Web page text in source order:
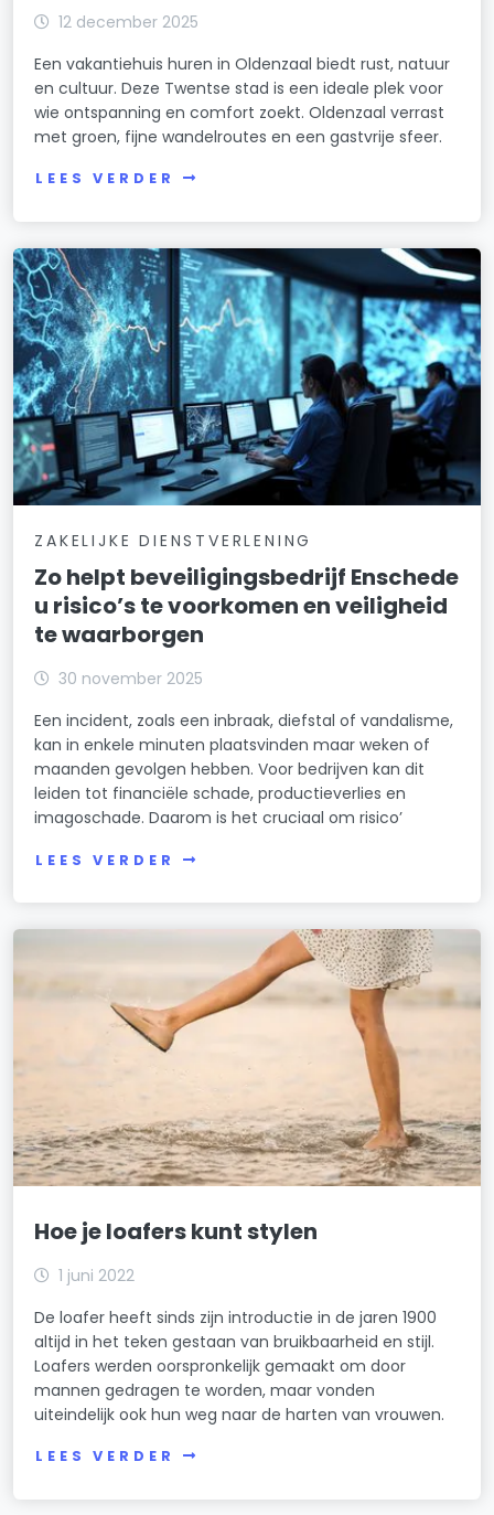
12 december 2025
Een vakantiehuis huren in Oldenzaal biedt rust, natuur
en cultuur. Deze Twentse stad is een ideale plek voor
wie ontspanning en comfort zoekt. Oldenzaal verrast
met groen, fijne wandelroutes en een gastvrije sfeer.
LEES VERDER
ZAKELIJKE DIENSTVERLENING
Zo helpt beveiligingsbedrijf Enschede
u risico’s te voorkomen en veiligheid
te waarborgen
30 november 2025
Een incident, zoals een inbraak, diefstal of vandalisme,
kan in enkele minuten plaatsvinden maar weken of
maanden gevolgen hebben. Voor bedrijven kan dit
leiden tot financiële schade, productieverlies en
imagoschade. Daarom is het cruciaal om risico’
LEES VERDER
Hoe je loafers kunt stylen
1 juni 2022
De loafer heeft sinds zijn introductie in de jaren 1900
altijd in het teken gestaan van bruikbaarheid en stijl.
Loafers werden oorspronkelijk gemaakt om door
mannen gedragen te worden, maar vonden
uiteindelijk ook hun weg naar de harten van vrouwen.
LEES VERDER